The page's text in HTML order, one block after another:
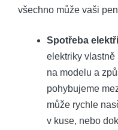
všechno může vaši
Spotřeba
elektriky
na modelu a
pohybujeme
může ‍rychle‍
⁢v kuse, nebo